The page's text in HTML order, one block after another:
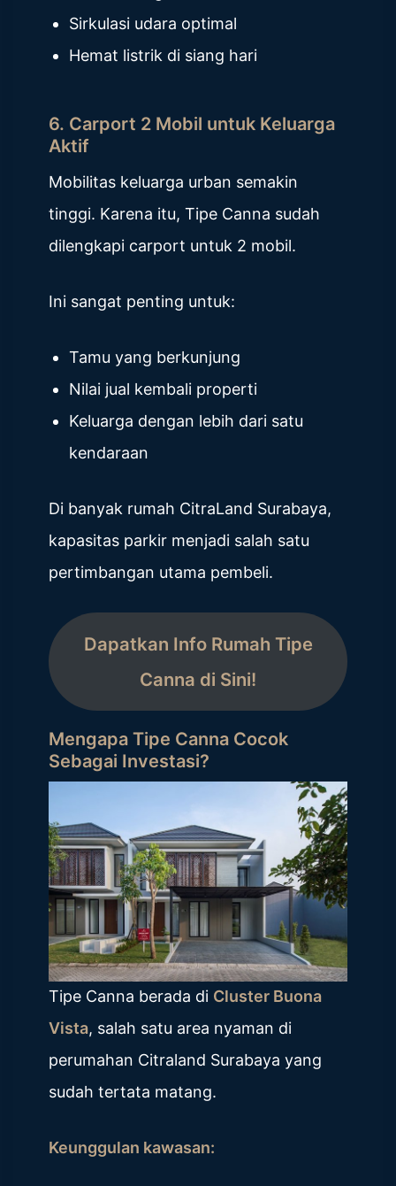
Sirkulasi udara optimal
Hemat listrik di siang hari
6. Carport 2 Mobil untuk Keluarga
Aktif
Mobilitas keluarga urban semakin
tinggi. Karena itu, Tipe Canna sudah
dilengkapi carport untuk 2 mobil.
Ini sangat penting untuk:
Tamu yang berkunjung
Nilai jual kembali properti
Keluarga dengan lebih dari satu
kendaraan
Di banyak rumah CitraLand Surabaya,
kapasitas parkir menjadi salah satu
pertimbangan utama pembeli.
Dapatkan Info Rumah Tipe
Canna di Sini!
Mengapa Tipe Canna Cocok
Sebagai Investasi?
Tipe Canna berada di Cluster Buona
Vista, salah satu area nyaman di
perumahan Citraland Surabaya yang
sudah tertata matang.
Keunggulan kawasan: